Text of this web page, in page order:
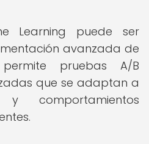
Learning puede ser
avanzada de
pruebas A/B
que se adaptan a
comportamientos